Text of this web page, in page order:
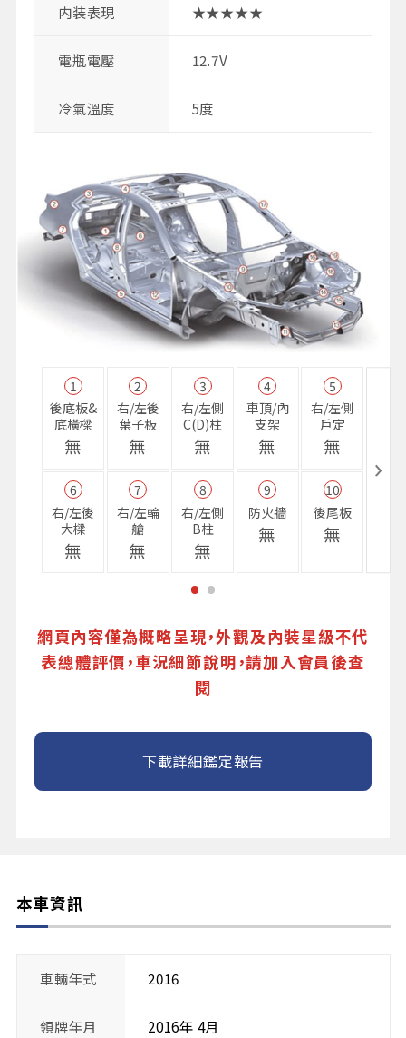
内装表現 ★★★★★
電瓶電壓 12.7V
冷氣溫度 5度
1
後底板&
底橫樑
無
2
右/左後
葉子板
無
3
右/左側
C(D)柱
無
4
車頂/內
支架
無
5
右/左側
戶定
無
6
右/左後
大樑
無
7
右/左輪
艙
無
8
右/左側
B柱
無
9
防火牆
無
10
後尾板
無
網頁內容僅為概略呈現，外觀及內裝星級不代
表總體評價，車況細節說明，請加入會員後查
閱
下載詳細鑑定報告
本車資訊
車輛年式 2016
領牌年月 2016年 4月